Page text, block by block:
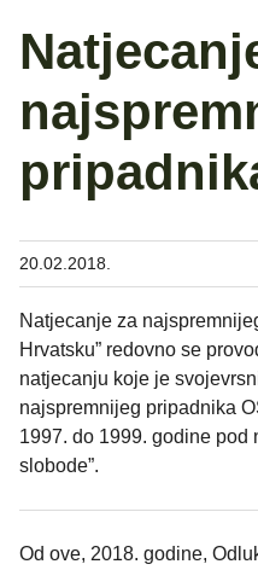
20.02.2018.
Natjecanje za
Hrvatsku” redovno se
natjecanju koje je
najspremnijeg pripadnika
1997. do 1999. godine pod
slobode”.
Od ove, 2018. godine,